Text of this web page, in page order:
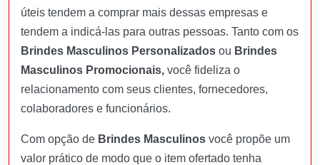
úteis tendem a comprar mais dessas empresas e
tendem a indicá-las para outras pessoas. Tanto com os
Brindes Masculinos Personalizados ou Brindes
Masculinos Promocionais, você fideliza o
relacionamento com seus clientes, fornecedores,
colaboradores e funcionários.
Com opção de Brindes Masculinos você propõe um
valor prático de modo que o item ofertado tenha